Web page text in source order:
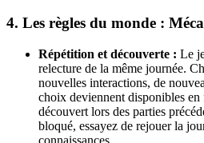
4. Les règles du monde :
Répétition et découverte : Le
relecture de la même journée.
nouvelles interactions, de
choix deviennent disponibles
découvert lors des parties
bloqué, essayez de rejouer la
connaissances.